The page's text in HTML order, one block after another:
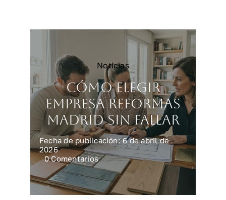
casa
Noticias
Cómo elegir
empresa reformas
Madrid sin fallar
Fecha de publicación: 6 de abril de
2026
0 Comentarioson
Cómo
elegir
empresa
reformas